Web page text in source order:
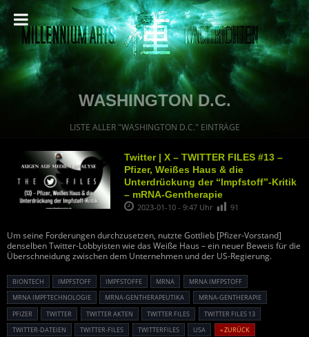
WASHINGTON D.C.
LISTE ALLER "WASHINGTON D.C." EINTRÄGE
Twitter | X – TWITTER FILES #13 –
Pfizer, Weißes Haus & die
Unterdrückung der “Impfstoff”-Kritik
– mRNA-Gentherapie
2023-01-10 - 9:47 Uhr 91
Um seine Forderungen durchzusetzen, nutzte Gottlieb [Pfizer-Vorstand]
denselben Twitter-Lobbyisten wie das Weiße Haus – ein neuer Beweis für die
Überschneidung zwischen dem Unternehmen und der US-Regierung.
BIONTECH IMPFSTOFF IMPFSTOFFE MRNA
MRNA IMFPSTOFF
MRNA IMPFTECHNOLOGIE
MRNA-GENTHERAPEUTIKA
MRNA-GENTHERAPIE
PFIZER
TWITTER TWITTER AKTEN TWITTER FILES
TWITTER FILES 13
TWITTER-DATEIEN
TWITTER-FILES TWITTERFILES USA
« ZURÜCK